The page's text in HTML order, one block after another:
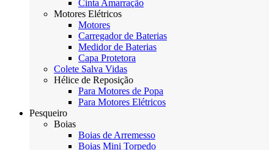
Cinta Amarração
Motores Elétricos
Motores
Carregador de Baterias
Medidor de Baterias
Capa Protetora
Colete Salva Vidas
Hélice de Reposição
Para Motores de Popa
Para Motores Elétricos
Pesqueiro
Boias
Boias de Arremesso
Boias Mini Torpedo